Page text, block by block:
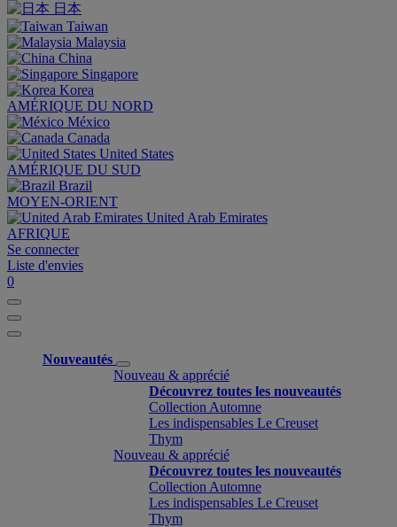
日本
Taiwan
Malaysia
China
Singapore
Korea
AMÉRIQUE DU NORD
México
Canada
United States
AMÉRIQUE DU SUD
Brazil
MOYEN-ORIENT
United Arab Emirates
AFRIQUE
Se connecter
Liste d'envies
0
Nouveautés
Nouveau & apprécié
Découvrez toutes les nouveautés
Collection Automne
Les indispensables Le Creuset
Thym
Nouveau & apprécié
Découvrez toutes les nouveautés
Collection Automne
Les indispensables Le Creuset
Thym